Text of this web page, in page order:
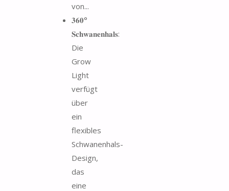
von...
𝟑𝟔𝟎°
𝐒𝐜𝐡𝐰𝐚𝐧𝐞𝐧𝐡𝐚𝐥𝐬:
Die
Grow
Light
verfügt
über
ein
flexibles
Schwanenhals-
Design,
das
eine